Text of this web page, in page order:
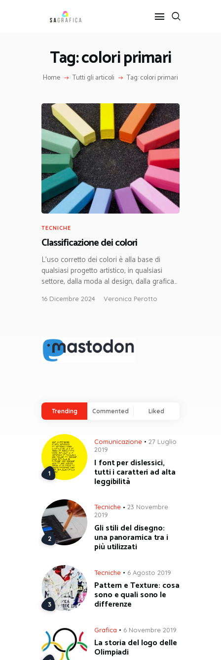
Tag: colori primari
Home Tutti gli articoli Tag: colori primari
HOME
GRAFICA
INTERIOR DESIGN
SERVIZI
CONTATTI
TECNICHE
Classificazione dei colori
L’uso corretto dei colori è alla base di
qualsiasi progetto artistico, in qualsiasi
settore, dalla moda al design, dalla grafica…
16 Dicembre 2024 Veronica Perotto
Trending Commented Liked
Comunicazione
27 Luglio
2019
I font per dislessici,
tutti i caratteri ad alta
leggibilità
Tecniche
23 Novembre
2019
Gli stili del disegno:
una panoramica tra i
più utilizzati
Tecniche 6 Agosto 2019
Pattern e Texture: cosa
sono e quali sono le
differenze
Grafica 6 Novembre 2019
La storia del logo delle
Olimpiadi